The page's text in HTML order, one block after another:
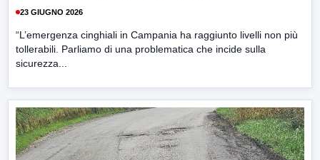
23 GIUGNO 2026
“L’emergenza cinghiali in Campania ha raggiunto livelli non più
tollerabili. Parliamo di una problematica che incide sulla
sicurezza...